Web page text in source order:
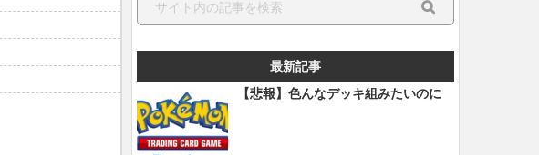
最新記事
【悲報】色んなデッキ組みたいのに